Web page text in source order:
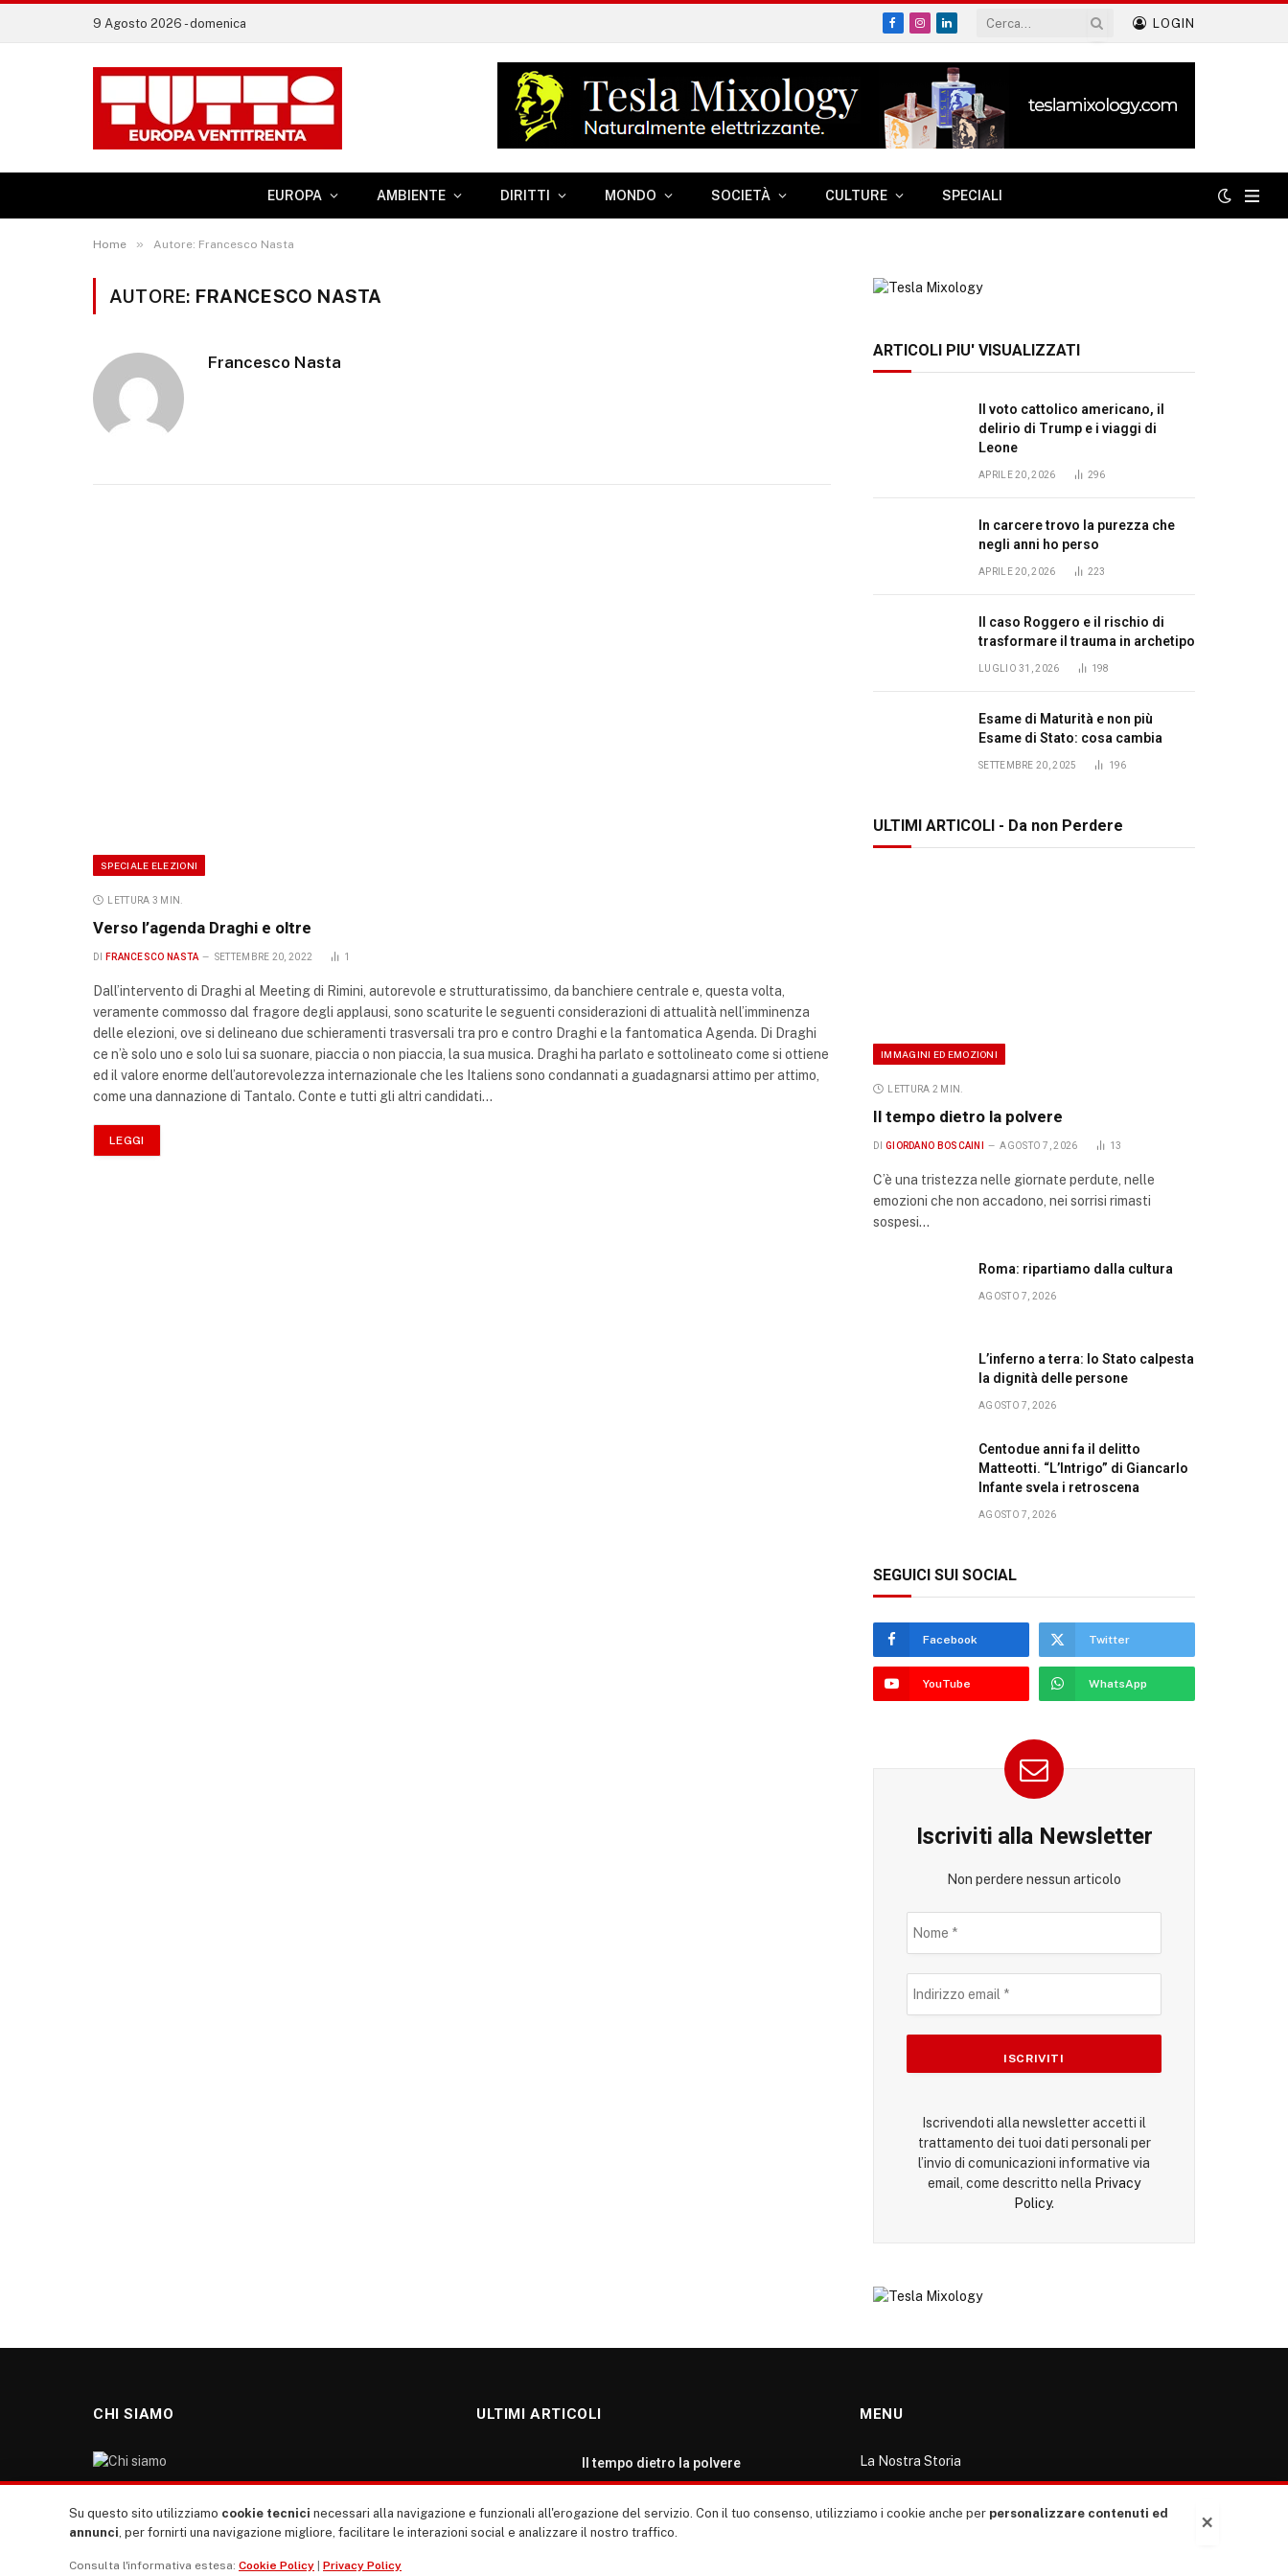
9 Agosto 2026 - domenica
Facebook
Instagram
LinkedIn
LOGIN
EUROPA AMBIENTE DIRITTI MONDO SOCIETÀ CULTURE SPECIALI
Home » Autore: Francesco Nasta
AUTORE: FRANCESCO NASTA
Francesco Nasta
SPECIALE ELEZIONI
LETTURA 3 MIN.
Verso l’agenda Draghi e oltre
DI FRANCESCO NASTA SETTEMBRE 20, 2022 1
Dall’intervento di Draghi al Meeting di Rimini, autorevole e strutturatissimo, da banchiere centrale e, questa volta,
veramente commosso dal fragore degli applausi, sono scaturite le seguenti considerazioni di attualità nell’imminenza
delle elezioni, ove si delineano due schieramenti trasversali tra pro e contro Draghi e la fantomatica Agenda. Di Draghi
ce n’è solo uno e solo lui sa suonare, piaccia o non piaccia, la sua musica. Draghi ha parlato e sottolineato come si ottiene
ed il valore enorme dell’autorevolezza internazionale che les Italiens sono condannati a guadagnarsi attimo per attimo,
come una dannazione di Tantalo. Conte e tutti gli altri candidati…
LEGGI
ARTICOLI PIU' VISUALIZZATI
Il voto cattolico americano, il
delirio di Trump e i viaggi di
Leone
APRILE 20, 2026 296
In carcere trovo la purezza che
negli anni ho perso
APRILE 20, 2026 223
Il caso Roggero e il rischio di
trasformare il trauma in archetipo
LUGLIO 31, 2026 198
Esame di Maturità e non più
Esame di Stato: cosa cambia
SETTEMBRE 20, 2025 196
ULTIMI ARTICOLI - Da non Perdere
IMMAGINI ED EMOZIONI
LETTURA 2 MIN.
Il tempo dietro la polvere
DI GIORDANO BOSCAINI AGOSTO 7, 2026 13
C’è una tristezza nelle giornate perdute, nelle
emozioni che non accadono, nei sorrisi rimasti
sospesi…
Roma: ripartiamo dalla cultura
AGOSTO 7, 2026
L’inferno a terra: lo Stato calpesta
la dignità delle persone
AGOSTO 7, 2026
Centodue anni fa il delitto
Matteotti. “L’Intrigo” di Giancarlo
Infante svela i retroscena
AGOSTO 7, 2026
SEGUICI SUI SOCIAL
Facebook Twitter
YouTube WhatsApp
Iscriviti alla Newsletter
Non perdere nessun articolo
Iscrivendoti alla newsletter accetti il
trattamento dei tuoi dati personali per
l’invio di comunicazioni informative via
email, come descritto nella Privacy
Policy.
CHI SIAMO
nostro sito giornale è l’erede di “TUTTI”: giornale
anni ‘70, “rete”, diremmo oggi, dei direttori dei giornali
ULTIMI ARTICOLI
Il tempo dietro la polvere
MENU
La Nostra Storia
ventitrenta
×
Su questo sito utilizziamo cookie tecnici necessari alla navigazione e funzionali all'erogazione del servizio. Con il tuo consenso, utilizziamo i cookie anche per personalizzare contenuti ed
annunci, per fornirti una navigazione migliore, facilitare le interazioni social e analizzare il nostro traffico.
Consulta l'informativa estesa: Cookie Policy Privacy Policy